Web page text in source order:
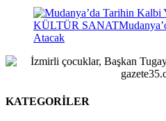
KÜLTÜR SANAT
Atacak
KATEGORİLER